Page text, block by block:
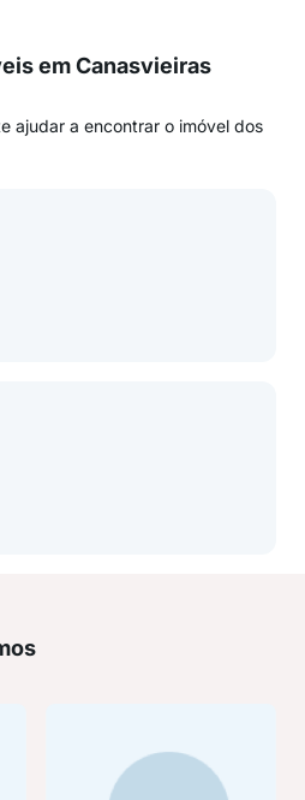
em Canasvieiras
ajudar a encontrar o imóvel dos